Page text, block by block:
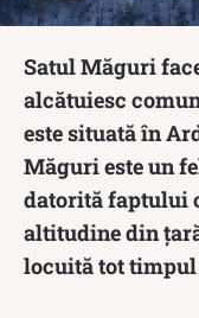
Satul Măguri
alcătuiesc
este situată în
Măguri este un
datorită faptului
altitudine din
locuită tot